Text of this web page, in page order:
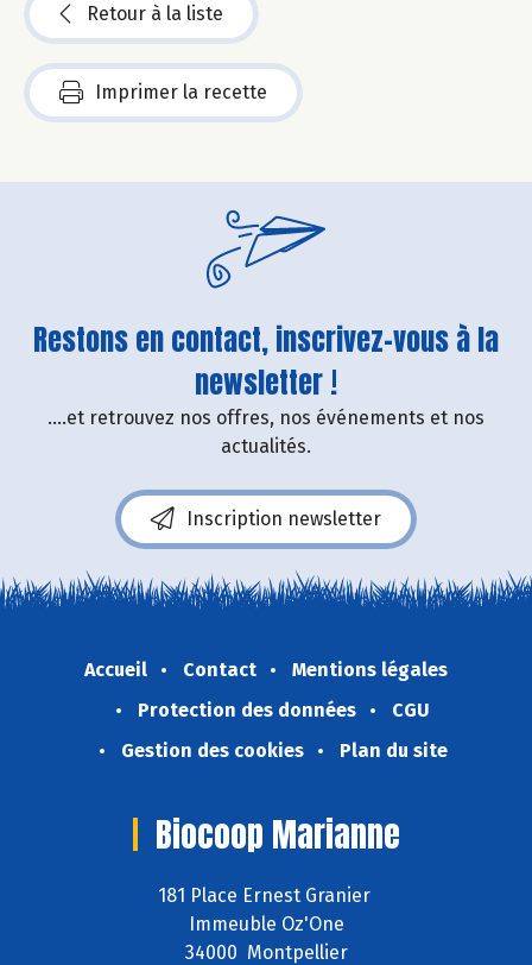
Retour à la liste
Imprimer la recette
Restons en contact, inscrivez-vous à la
newsletter !
....et retrouvez nos offres, nos événements et nos
actualités.
Inscription newsletter
Accueil Contact
Mentions légales
Protection des données
CGU
Gestion des cookies
Plan du site
Biocoop Marianne
181 Place Ernest Granier
Immeuble Oz'One
34000 Montpellier